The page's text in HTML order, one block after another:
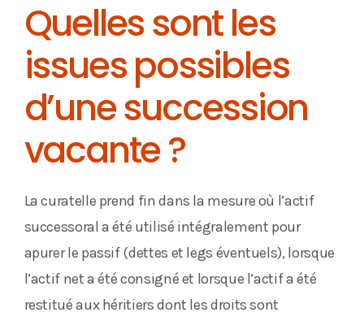
Quelles sont les
issues possibles
d’une succession
vacante ?
La curatelle prend fin dans la mesure où l’actif
successoral a été utilisé intégralement pour
apurer le passif (dettes et legs éventuels), lorsque
l’actif net a été consigné et lorsque l’actif a été
restitué aux héritiers dont les droits sont